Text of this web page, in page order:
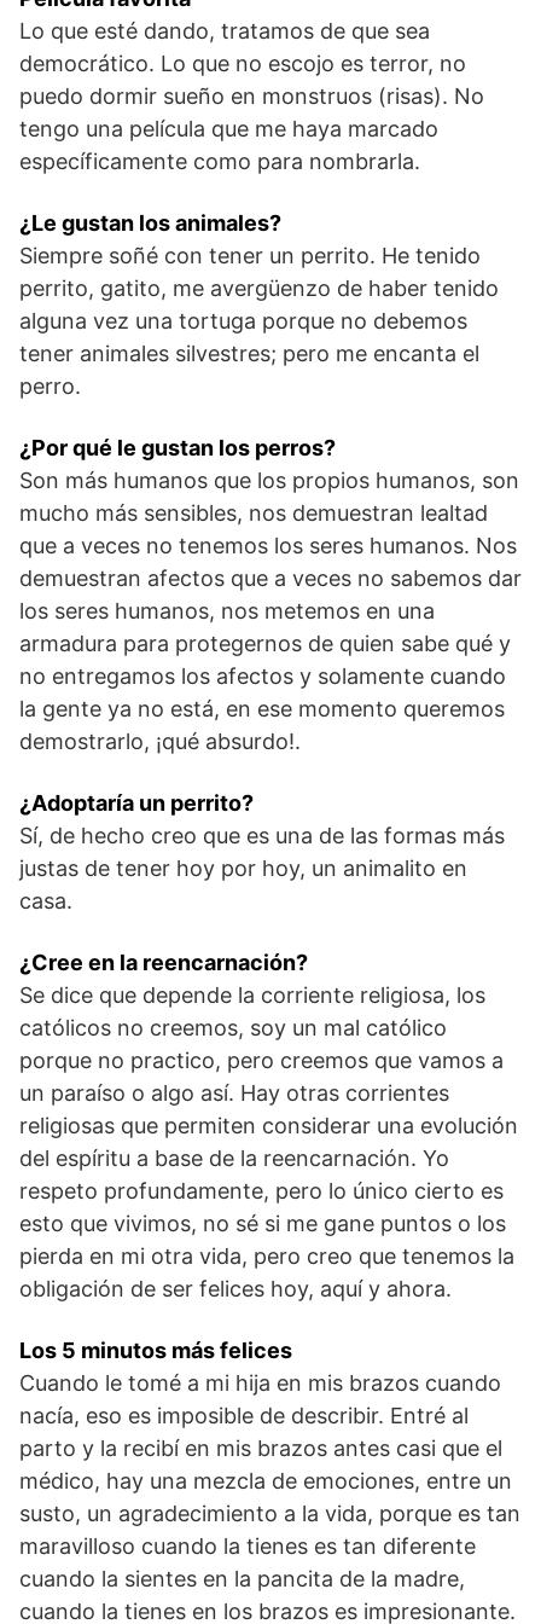
Lo que esté dando, tratamos de que sea
democrático. Lo que no escojo es terror, no
puedo dormir sueño en monstruos (risas). No
tengo una película que me haya marcado
específicamente como para nombrarla.
¿Le gustan los animales?
Siempre soñé con tener un perrito. He tenido
perrito, gatito, me avergüenzo de haber tenido
alguna vez una tortuga porque no debemos
tener animales silvestres; pero me encanta el
perro.
¿Por qué le gustan los perros?
Son más humanos que los propios humanos, son
mucho más sensibles, nos demuestran lealtad
que a veces no tenemos los seres humanos. Nos
demuestran afectos que a veces no sabemos dar
los seres humanos, nos metemos en una
armadura para protegernos de quien sabe qué y
no entregamos los afectos y solamente cuando
la gente ya no está, en ese momento queremos
demostrarlo, ¡qué absurdo!.
¿Adoptaría un perrito?
Sí, de hecho creo que es una de las formas más
justas de tener hoy por hoy, un animalito en
casa.
¿Cree en la reencarnación?
Se dice que depende la corriente religiosa, los
católicos no creemos, soy un mal católico
porque no practico, pero creemos que vamos a
un paraíso o algo así. Hay otras corrientes
religiosas que permiten considerar una evolución
del espíritu a base de la reencarnación. Yo
respeto profundamente, pero lo único cierto es
esto que vivimos, no sé si me gane puntos o los
pierda en mi otra vida, pero creo que tenemos la
obligación de ser felices hoy, aquí y ahora.
Los 5 minutos más felices
Cuando le tomé a mi hija en mis brazos cuando
nacía, eso es imposible de describir. Entré al
parto y la recibí en mis brazos antes casi que el
médico, hay una mezcla de emociones, entre un
susto, un agradecimiento a la vida, porque es tan
maravilloso cuando la tienes es tan diferente
cuando la sientes en la pancita de la madre,
cuando la tienes en los brazos es impresionante.